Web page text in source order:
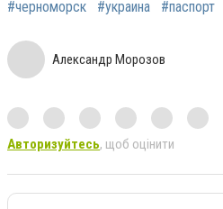
#черноморск #украина #паспорт
Александр Морозов
Авторизуйтесь, щоб оцінити